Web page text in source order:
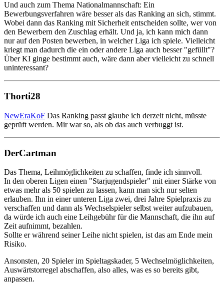
Und auch zum Thema Nationalmannschaft: Ein
Bewerbungsverfahren wäre besser als das Ranking an sich, stimmt.
Wobei dann das Ranking mit Sicherheit entscheiden sollte, wer von
den Bewerbern den Zuschlag erhält. Und ja, ich kann mich dann
nur auf den Posten bewerben, in welcher Liga ich spiele. Vielleicht
kriegt man dadurch die ein oder andere Liga auch besser "gefüllt"?
Über KI ginge bestimmt auch, wäre dann aber vielleicht zu schnell
uninteressant?
Thorti28
NewEraKoF Das Ranking passt glaube ich derzeit nicht, müsste
geprüft werden. Mir war so, als ob das auch verbuggt ist.
DerCartman
Das Thema, Leihmöglichkeiten zu schaffen, finde ich sinnvoll.
In den oberen Ligen einen "Starjugendspieler" mit einer Stärke von
etwas mehr als 50 spielen zu lassen, kann man sich nur selten
erlauben. Ihn in einer unteren Liga zwei, drei Jahre Spielpraxis zu
verschaffen und dann als Wechselspieler selbst weiter aufzubauen,
da würde ich auch eine Leihgebühr für die Mannschaft, die ihn auf
Zeit aufnimmt, bezahlen.
Sollte er während seiner Leihe nicht spielen, ist das am Ende mein
Risiko.
Ansonsten, 20 Spieler im Spieltagskader, 5 Wechselmöglichkeiten,
Auswärtstorregel abschaffen, also alles, was es so bereits gibt,
anpassen.